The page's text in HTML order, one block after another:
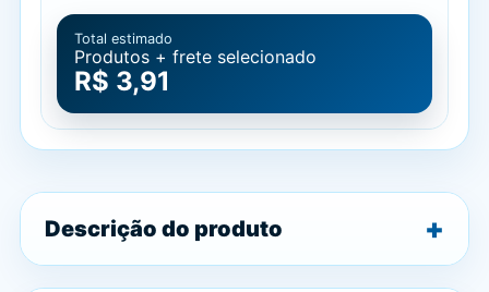
Total estimado
Produtos + frete selecionado
R$ 3,91
Descrição do produto